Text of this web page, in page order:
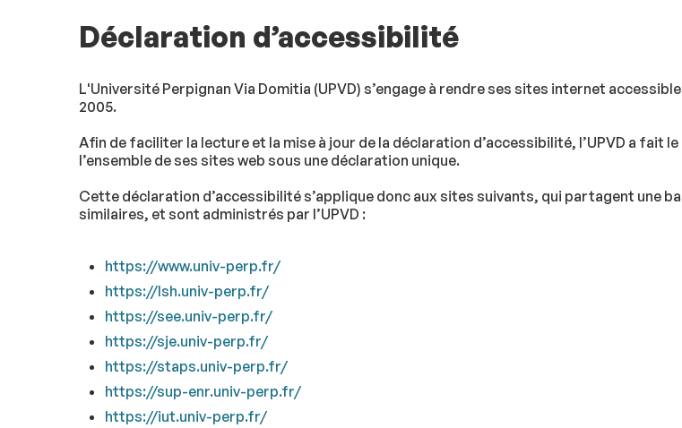
Déclaration d’accessibilité
L'Université Perpignan Via Domitia (UPVD) s’engage à rendre ses sites internet
2005.
Afin de faciliter la lecture et la mise à jour de la déclaration d’accessibilité, l’UPVD a fait
l’ensemble de ses sites web sous une déclaration unique.
Cette déclaration d’accessibilité s’applique donc aux sites suivants, qui partagent une
similaires, et sont administrés par l’UPVD :
https://www.univ-perp.fr/
https://lsh.univ-perp.fr/
https://see.univ-perp.fr/
https://sje.univ-perp.fr/
https://staps.univ-perp.fr/
https://sup-enr.univ-perp.fr/
https://iut.univ-perp.fr/